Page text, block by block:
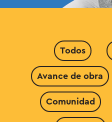
Todos
Avance de obra
Comunidad